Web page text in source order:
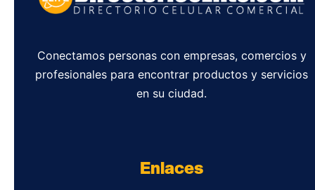
Conectamos personas con empresas, comercios y
profesionales para encontrar productos y servicios
en su ciudad.
Enlaces